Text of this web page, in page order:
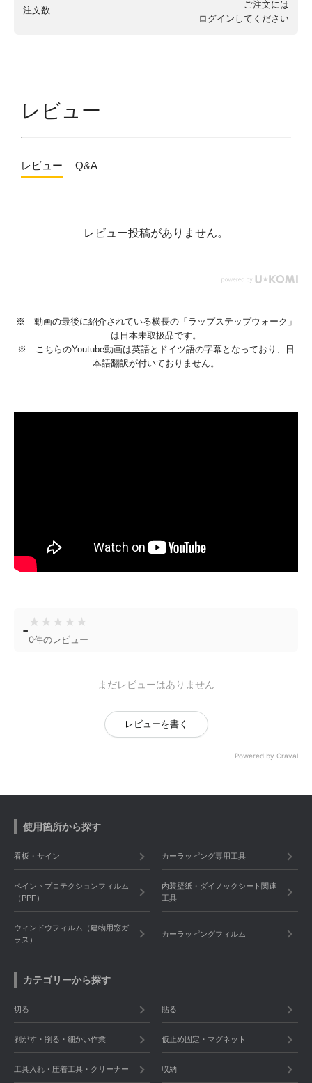
注文数
ご注文には
ログイン してください
レビュー
レビュー Q&A
レビュー投稿がありません。
※ 動画の最後に紹介されている横長の「ラップステップウォーク」
は日本未取扱品です。
※ こちらのYoutube動画は英語とドイツ語の字幕となっており、日
本語翻訳が付いておりません。
- ★ ★ ★ ★ ★
0件のレビュー
まだレビューはありません
レビューを書く
Powered by Craval
使用箇所から探す
看板・サイン カーラッピング専用工具
ペイントプロテクションフィルム
（PPF）
内装壁紙・ダイノックシート関連
工具
ウィンドウフィルム（建物用窓ガ
ラス）
カーラッピングフィルム
カテゴリーから探す
切る 貼る
剥がす・削る・細かい作業 仮止め固定・マグネット
工具入れ・圧着工具・クリーナー 収納